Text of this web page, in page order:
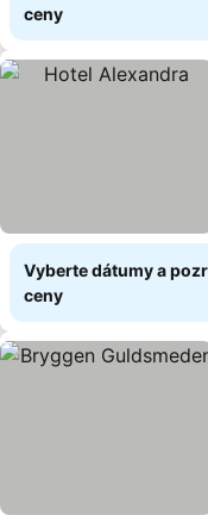
ceny
Vyberte dátumy a
ceny